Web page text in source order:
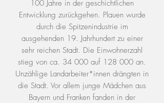
100 Jahre in der geschichtlichen
Entwicklung zurückgehen. Plauen wurde
durch die Spitzenindustrie im
ausgehenden 19. Jahrhundert zu einer
sehr reichen Stadt. Die Einwohnerzahl
stieg von ca. 34 000 auf 128 000 an.
Unzählige Landarbeiter*innen drängten in
die Stadt. Vor allem junge Mädchen aus
Bayern und Franken fanden in der